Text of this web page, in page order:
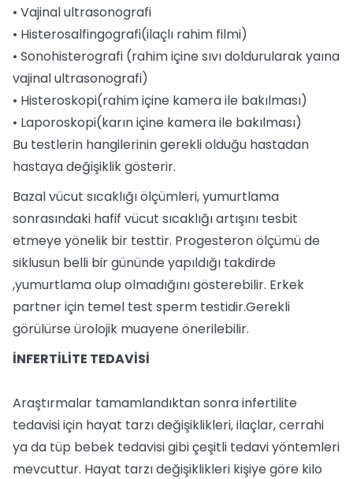
• Vajinal ultrasonografi
• Histerosalfingografi(ilaçlı rahim filmi)
• Sonohisterografi (rahim içine sıvı doldurularak yaına
vajinal ultrasonografi)
• Histeroskopi(rahim içine kamera ile bakılması)
• Laporoskopi(karın içine kamera ile bakılması)
Bu testlerin hangilerinin gerekli olduğu hastadan
hastaya değişiklik gösterir.
Bazal vücut sıcaklığı ölçümleri, yumurtlama
sonrasındaki hafif vücut sıcaklığı artışını tesbit
etmeye yönelik bir testtir. Progesteron ölçümü de
siklusun belli bir gününde yapıldığı takdirde
,yumurtlama olup olmadığını gösterebilir. Erkek
partner için temel test sperm testidir.Gerekli
görülürse ürolojik muayene önerilebilir.
İNFERTİLİTE TEDAVİSİ
Araştırmalar tamamlandıktan sonra infertilite
tedavisi için hayat tarzı değişiklikleri, ilaçlar, cerrahi
ya da tüp bebek tedavisi gibi çeşitli tedavi yöntemleri
mevcuttur. Hayat tarzı değişiklikleri kişiye göre kilo